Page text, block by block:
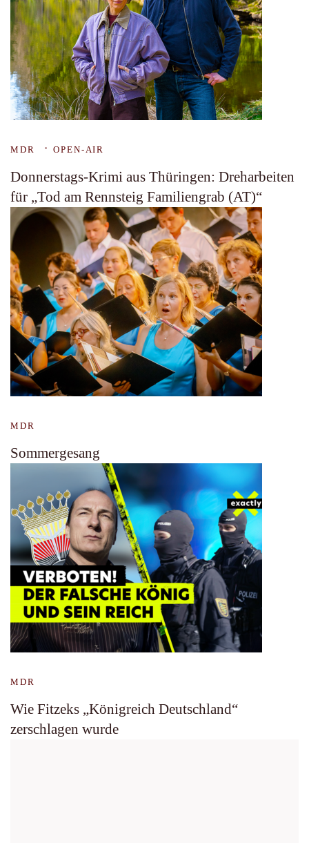
MDR OPEN-AIR
Donnerstags-Krimi aus Thüringen: Dreharbeiten
für „Tod am Rennsteig Familiengrab (AT)“
MDR
Sommergesang
MDR
Wie Fitzeks „Königreich Deutschland“
zerschlagen wurde